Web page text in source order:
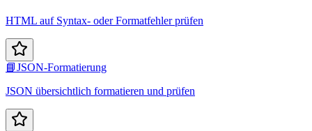
HTML auf Syntax- oder Formatfehler prüfen
📘JSON-Formatierung
JSON übersichtlich formatieren und prüfen